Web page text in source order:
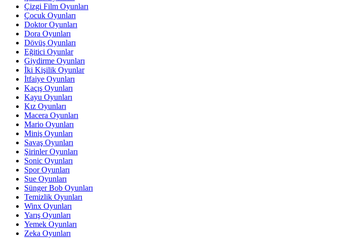
Çizgi Film Oyunları
Çocuk Oyunları
Doktor Oyunları
Dora Oyunları
Dövüş Oyunları
Eğitici Oyunlar
Giydirme Oyunları
İki Kişilik Oyunlar
İtfaiye Oyunları
Kaçış Oyunları
Kayu Oyunları
Kız Oyunları
Macera Oyunları
Mario Oyunları
Miniş Oyunları
Savaş Oyunları
Şirinler Oyunları
Sonic Oyunları
Spor Oyunları
Sue Oyunları
Sünger Bob Oyunları
Temizlik Oyunları
Winx Oyunları
Yarış Oyunları
Yemek Oyunları
Zeka Oyunları